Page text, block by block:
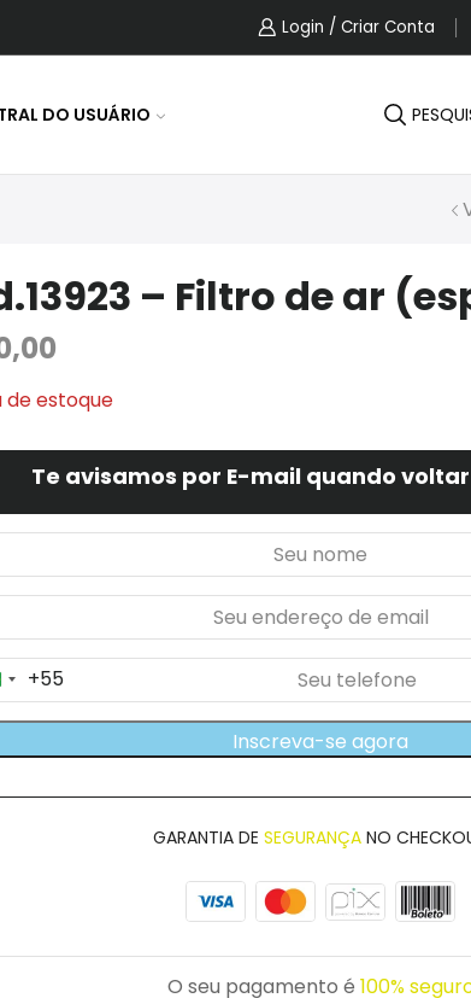
5% OFF No
Login / Criar Conta
DO USUÁRIO
– Filtro de ar
de estoque
Te avisamos por E-mail quando
+55
Inscreva-se agora
GARANTIA DE SEGURANÇA NO
O seu pagamento é 100%